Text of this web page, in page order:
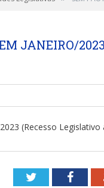
JANEIRO/
2023 (Recesso
Twitter